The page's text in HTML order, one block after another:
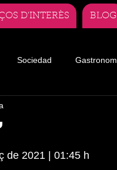
D'INTERÈS BLOG
Sociedad
de 2021 | 01:45 h